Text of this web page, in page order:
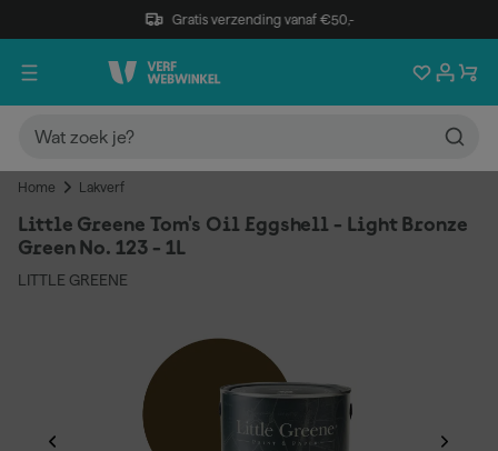
Gratis verzending vanaf €50,-
Home Lakverf
Little Greene Tom's Oil Eggshell - Light Bronze
Green No. 123 - 1L
LITTLE GREENE